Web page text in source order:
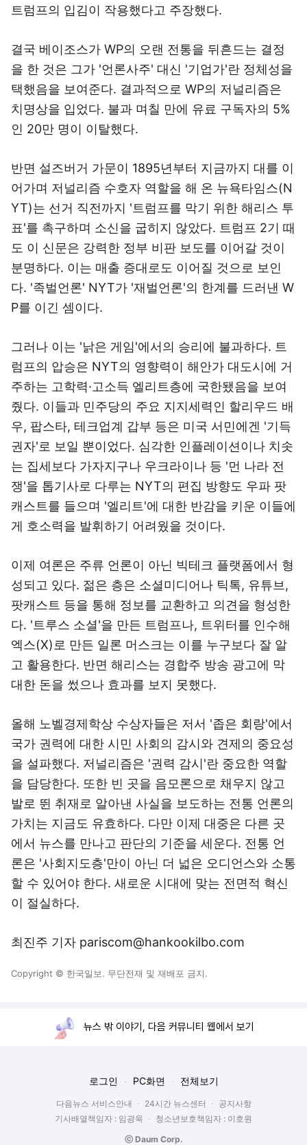
트럼프의 입김이 작용했다고 주장했다.
결국 베이조스가 WP의 오랜 전통을 뒤흔드는 결정
을 한 것은 그가 '언론사주' 대신 '기업가'란 정체성을
택했음을 보여준다. 결과적으로 WP의 저널리즘은
치명상을 입었다. 불과 며칠 만에 유료 구독자의 5%
인 20만 명이 이탈했다.
반면 설즈버거 가문이 1895년부터 지금까지 대를 이
어가며 저널리즘 수호자 역할을 해 온 뉴욕타임스(N
YT)는 선거 직전까지 '트럼프를 막기 위한 해리스 투
표'를 촉구하며 소신을 굽히지 않았다. 트럼프 2기 때
도 이 신문은 강력한 정부 비판 보도를 이어갈 것이
분명하다. 이는 매출 증대로도 이어질 것으로 보인
다. '족벌언론' NYT가 '재벌언론'의 한계를 드러낸 W
P를 이긴 셈이다.
그러나 이는 '낡은 게임'에서의 승리에 불과하다. 트
럼프의 압승은 NYT의 영향력이 해안가 대도시에 거
주하는 고학력·고소득 엘리트층에 국한됐음을 보여
줬다. 이들과 민주당의 주요 지지세력인 할리우드 배
우, 팝스타, 테크업계 갑부 등은 미국 서민에겐 '기득
권자'로 보일 뿐이었다. 심각한 인플레이션이나 치솟
는 집세보다 가자지구나 우크라이나 등 '먼 나라 전
쟁'을 톱기사로 다루는 NYT의 편집 방향도 우파 팟
캐스트를 들으며 '엘리트'에 대한 반감을 키운 이들에
게 호소력을 발휘하기 어려웠을 것이다.
이제 여론은 주류 언론이 아닌 빅테크 플랫폼에서 형
성되고 있다. 젊은 층은 소셜미디어나 틱톡, 유튜브,
팟캐스트 등을 통해 정보를 교환하고 의견을 형성한
다. '트루스 소셜'을 만든 트럼프나, 트위터를 인수해
엑스(X)로 만든 일론 머스크는 이를 누구보다 잘 알
고 활용한다. 반면 해리스는 경합주 방송 광고에 막
대한 돈을 썼으나 효과를 보지 못했다.
올해 노벨경제학상 수상자들은 저서 '좁은 회랑'에서
국가 권력에 대한 시민 사회의 감시와 견제의 중요성
을 설파했다. 저널리즘은 '권력 감시'란 중요한 역할
을 담당한다. 또한 빈 곳을 음모론으로 채우지 않고
발로 뛴 취재로 알아낸 사실을 보도하는 전통 언론의
가치는 지금도 유효하다. 다만 이제 대중은 다른 곳
에서 뉴스를 만나고 판단의 기준을 세운다. 전통 언
론은 '사회지도층'만이 아닌 더 넓은 오디언스와 소통
할 수 있어야 한다. 새로운 시대에 맞는 전면적 혁신
이 절실하다.
최진주 기자 pariscom@hankookilbo.com
Copyright © 한국일보. 무단전재 및 재배포 금지.
뉴스 밖 이야기, 다음 커뮤니티 웹에서 보기
로그인 PC화면 전체보기
다음뉴스 서비스안내 24시간 뉴스센터
공지사항
기사배열책임자 : 임광욱
청소년보호책임자 : 이호원
ⓒ Daum Corp.